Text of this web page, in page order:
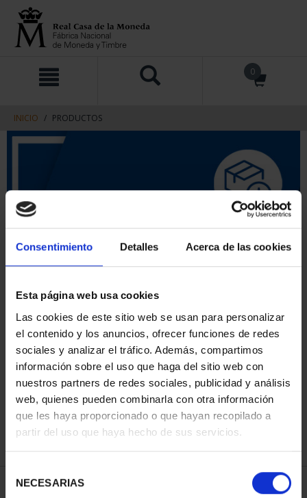
Consentimiento Detalles Acerca de las cookies
Esta página web usa cookies
Las cookies de este sitio web se usan para personalizar
el contenido y los anuncios, ofrecer funciones de redes
sociales y analizar el tráfico. Además, compartimos
información sobre el uso que haga del sitio web con
nuestros partners de redes sociales, publicidad y análisis
web, quienes pueden combinarla con otra información
que les haya proporcionado o que hayan recopilado a
partir del uso que haya hecho de sus servicios.
NECESARIAS
contenido
navegacin
0
INICIO PRODUCTOS
ORDENAR POR:
REFINAR
1 Productos encontrados